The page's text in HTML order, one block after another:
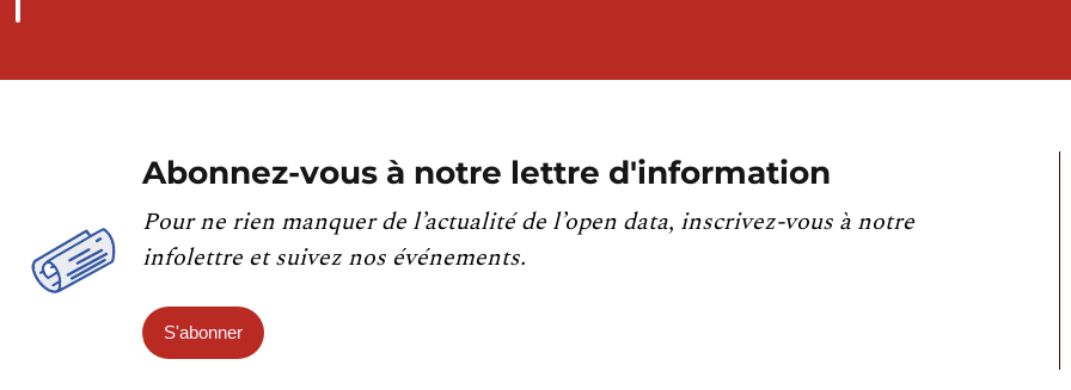
Abonnez-vous à notre lettre d'information
Pour ne rien manquer de l’actualité de l’open data, inscrivez-vous à notre
infolettre et suivez nos événements.
S'abonner